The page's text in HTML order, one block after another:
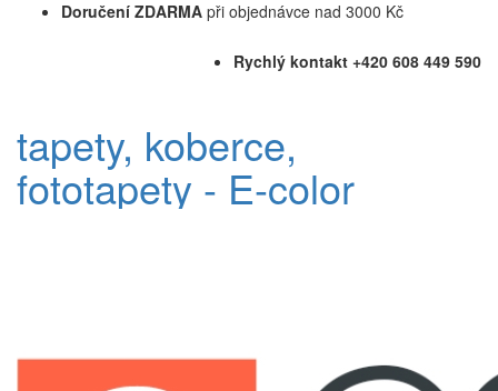
Doručení ZDARMA při objednávce nad 3000 Kč
Rychlý kontakt +420 608 449 590
tapety, koberce,
fototapety - E-color